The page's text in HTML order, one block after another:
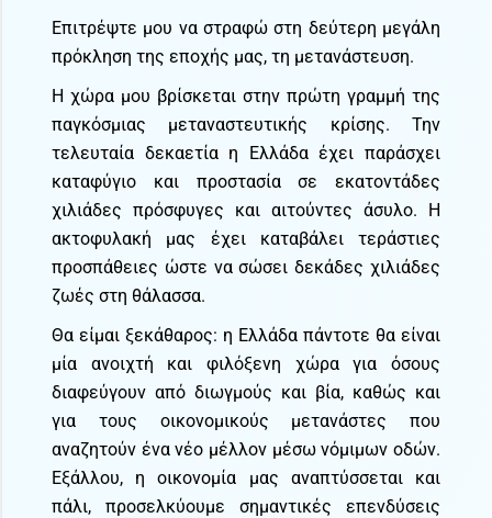
Επιτρέψτε μου να στραφώ στη δεύτερη μεγάλη
πρόκληση της εποχής μας, τη μετανάστευση.
Η χώρα μου βρίσκεται στην πρώτη γραμμή της
παγκόσμιας μεταναστευτικής κρίσης. Την
τελευταία δεκαετία η Ελλάδα έχει παράσχει
καταφύγιο και προστασία σε εκατοντάδες
χιλιάδες πρόσφυγες και αιτούντες άσυλο. Η
ακτοφυλακή μας έχει καταβάλει τεράστιες
προσπάθειες ώστε να σώσει δεκάδες χιλιάδες
ζωές στη θάλασσα.
Θα είμαι ξεκάθαρος: η Ελλάδα πάντοτε θα είναι
μία ανοιχτή και φιλόξενη χώρα για όσους
διαφεύγουν από διωγμούς και βία, καθώς και
για τους οικονομικούς μετανάστες που
αναζητούν ένα νέο μέλλον μέσω νόμιμων οδών.
Εξάλλου, η οικονομία μας αναπτύσσεται και
πάλι, προσελκύουμε σημαντικές επενδύσεις